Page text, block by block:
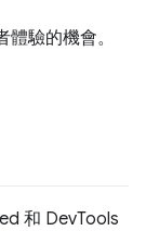
驗的機會。
和 DevTools